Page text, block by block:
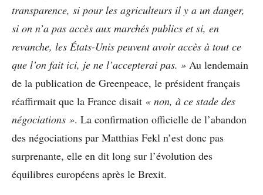
transparence, si pour les agriculteurs il y a un danger,
si on n’a pas accès aux marchés publics et si, en
revanche, les États-Unis peuvent avoir accès à tout ce
que l’on fait ici, je ne l’accepterai pas. » Au lendemain
de la publication de Greenpeace, le président français
réaffirmait que la France disait « non, à ce stade des
négociations ». La confirmation officielle de l’abandon
des négociations par Matthias Fekl n’est donc pas
surprenante, elle en dit long sur l’évolution des
équilibres européens après le Brexit.